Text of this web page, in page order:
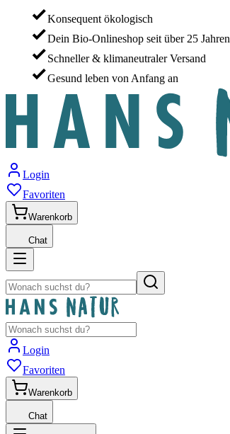
Konsequent ökologisch
Dein Bio-Onlineshop seit über 25 Jahren
Schneller & klimaneutraler Versand
Gesund leben von Anfang an
Login
Favoriten
Warenkorb
Chat
Login
Favoriten
Warenkorb
Chat